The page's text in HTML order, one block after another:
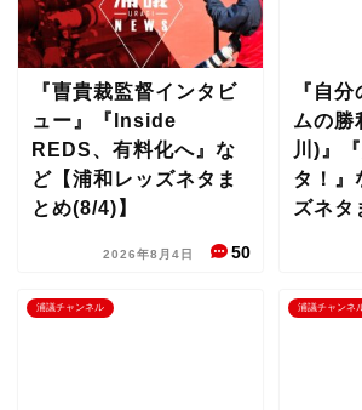
『曺貴裁監督インタビ
ュー』『Inside
REDS、有料化へ』な
ど【浦和レッズネタま
とめ(8/4)】
2026年8月4日 50
『自
ムの勝
川)』
タ！』
ズネタ
浦議チャンネル 浦議チャンネ